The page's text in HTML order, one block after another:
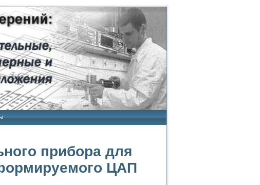
прибора для
ЦАП